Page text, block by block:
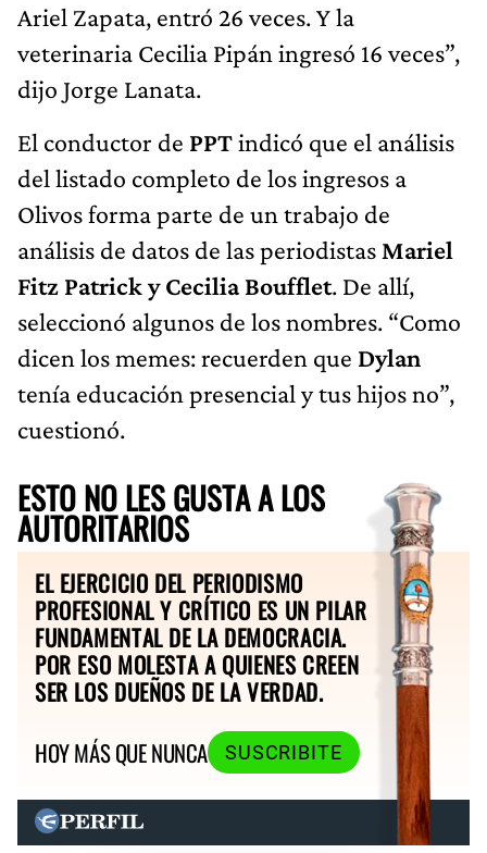
Ariel Zapata, entró 26 veces. Y la
veterinaria Cecilia Pipán ingresó 16 veces”,
dijo Jorge Lanata.
El conductor de PPTindicó que el análisis
del listado completo de los ingresos a
Olivos forma parte de un trabajo de
análisis de datos de las periodistas Mariel
Fitz Patrick y Cecilia Boufflet. De allí,
seleccionó algunos de los nombres. “Como
dicen los memes: recuerden que Dylan
tenía educación presencial y tus hijos no”,
cuestionó.
ESTO NO LES GUSTA A LOS
AUTORITARIOS
EL EJERCICIO DEL PERIODISMO
PROFESIONAL Y CRÍTICO ES UN PILAR
FUNDAMENTAL DE LA DEMOCRACIA.
POR ESO MOLESTA A QUIENES CREEN
SER LOS DUEÑOS DE LA VERDAD.
HOY MÁS QUE NUNCA
SUSCRIBITE